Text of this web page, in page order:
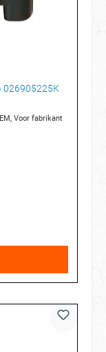
026905225K
Voor fabrikant